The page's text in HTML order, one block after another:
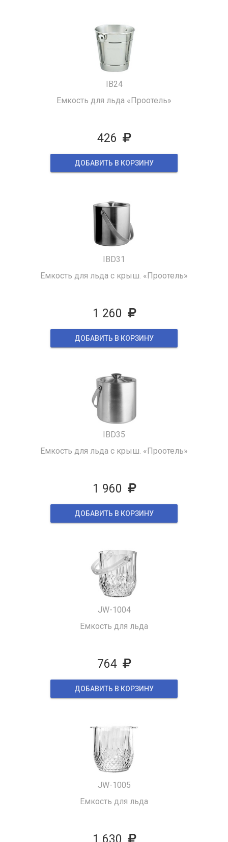
IB24
Емкость для льда «Проотель»
426
ДОБАВИТЬ В КОРЗИНУ
IBD31
Емкость для льда с крыш. «Проотель»
1 260
ДОБАВИТЬ В КОРЗИНУ
IBD35
Емкость для льда с крыш. «Проотель»
1 960
ДОБАВИТЬ В КОРЗИНУ
JW-1004
Емкость для льда
764
ДОБАВИТЬ В КОРЗИНУ
JW-1005
Емкость для льда
1 630